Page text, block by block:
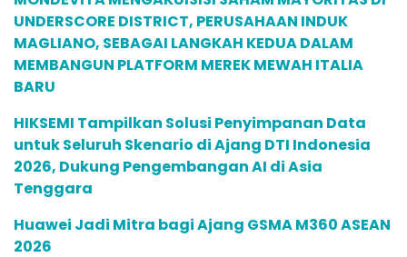
UNDERSCORE DISTRICT, PERUSAHAAN INDUK
MAGLIANO, SEBAGAI LANGKAH KEDUA DALAM
MEMBANGUN PLATFORM MEREK MEWAH ITALIA
BARU
HIKSEMI Tampilkan Solusi Penyimpanan Data
untuk Seluruh Skenario di Ajang DTI Indonesia
2026, Dukung Pengembangan AI di Asia
Tenggara
Huawei Jadi Mitra bagi Ajang GSMA M360 ASEAN
2026